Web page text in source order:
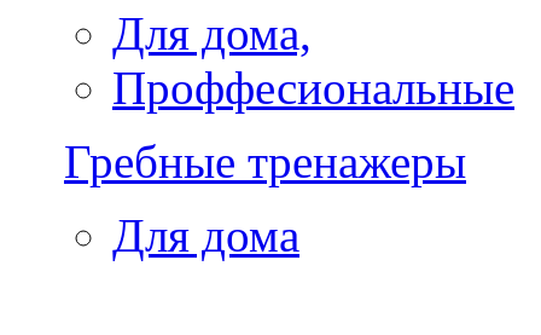
Для дома,
Проффесиональные
Гребные тренажеры
Для дома